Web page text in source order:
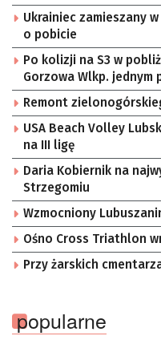
Ukrainiec zamieszany
o pobicie
Po kolizji na S3 w
Gorzowa Wlkp. jednym
Remont
USA Beach Volley
na III ligę
Daria Kobiernik na
Strzegomiu
Wzmocniony
Ośno Cross Triathlon
Przy żarskich
popularne